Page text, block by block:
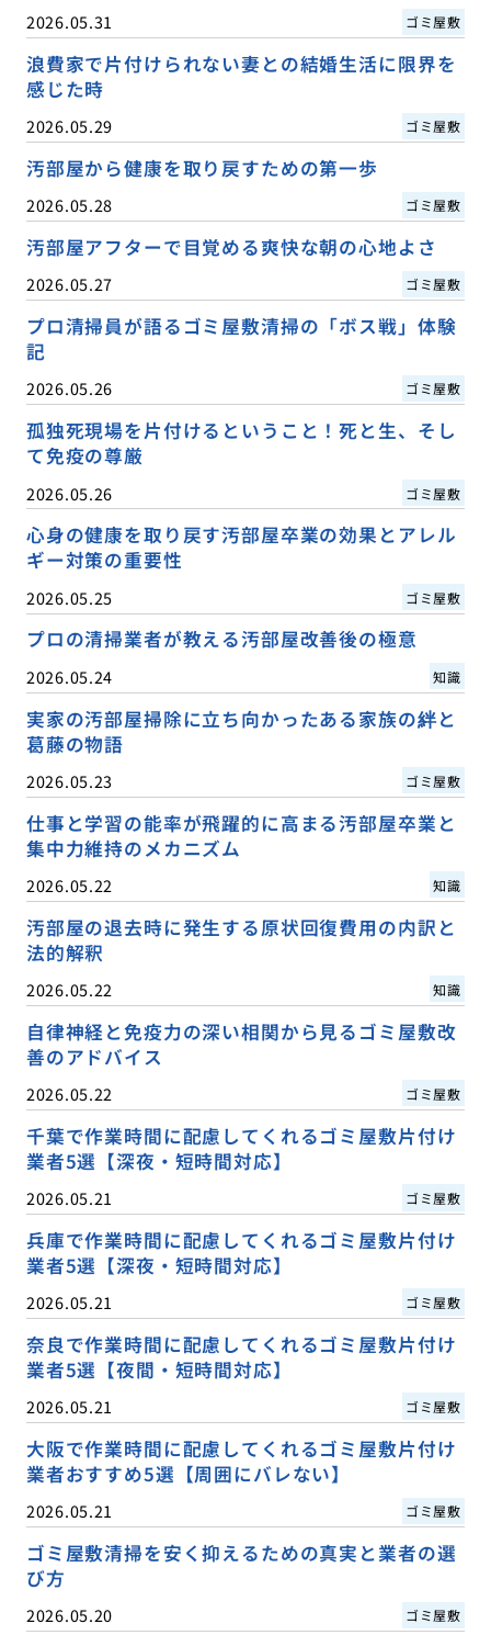
2026.05.31 ゴミ屋敷
浪費家で片付けられない妻との結婚生活に限界を
感じた時
2026.05.29 ゴミ屋敷
汚部屋から健康を取り戻すための第一歩
2026.05.28 ゴミ屋敷
汚部屋アフターで目覚める爽快な朝の心地よさ
2026.05.27 ゴミ屋敷
プロ清掃員が語るゴミ屋敷清掃の「ボス戦」体験
記
2026.05.26 ゴミ屋敷
孤独死現場を片付けるということ！死と生、そし
て免疫の尊厳
2026.05.26 ゴミ屋敷
心身の健康を取り戻す汚部屋卒業の効果とアレル
ギー対策の重要性
2026.05.25 ゴミ屋敷
プロの清掃業者が教える汚部屋改善後の極意
2026.05.24 知識
実家の汚部屋掃除に立ち向かったある家族の絆と
葛藤の物語
2026.05.23 ゴミ屋敷
仕事と学習の能率が飛躍的に高まる汚部屋卒業と
集中力維持のメカニズム
2026.05.22 知識
汚部屋の退去時に発生する原状回復費用の内訳と
法的解釈
2026.05.22 知識
自律神経と免疫力の深い相関から見るゴミ屋敷改
善のアドバイス
2026.05.22 ゴミ屋敷
千葉で作業時間に配慮してくれるゴミ屋敷片付け
業者5選【深夜・短時間対応】
2026.05.21 ゴミ屋敷
兵庫で作業時間に配慮してくれるゴミ屋敷片付け
業者5選【深夜・短時間対応】
2026.05.21 ゴミ屋敷
奈良で作業時間に配慮してくれるゴミ屋敷片付け
業者5選【夜間・短時間対応】
2026.05.21 ゴミ屋敷
大阪で作業時間に配慮してくれるゴミ屋敷片付け
業者おすすめ5選【周囲にバレない】
2026.05.21 ゴミ屋敷
ゴミ屋敷清掃を安く抑えるための真実と業者の選
び方
2026.05.20 ゴミ屋敷